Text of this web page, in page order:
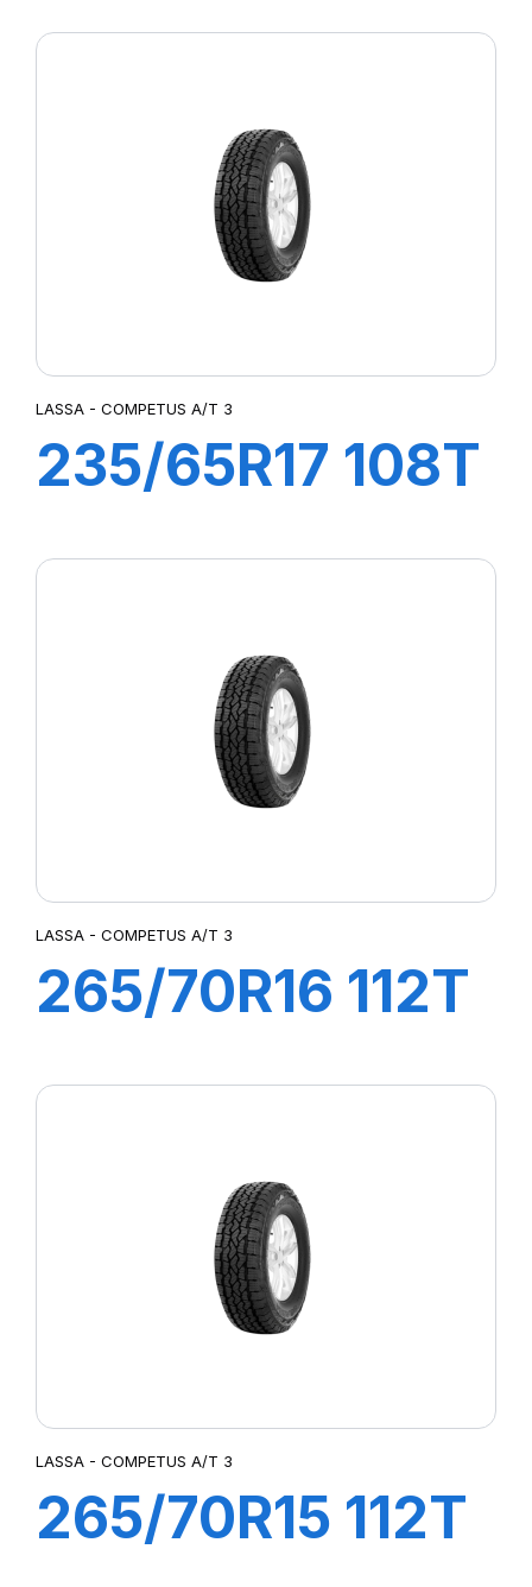
LASSA - COMPETUS A/T 3
235/65R17 108T
LASSA - COMPETUS A/T 3
265/70R16 112T
LASSA - COMPETUS A/T 3
265/70R15 112T